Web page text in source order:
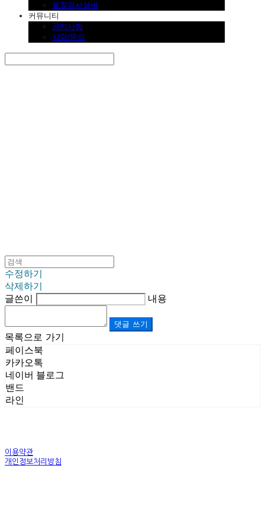
품질검사설비
커뮤니티
공지사항
상담/문의
수정하기
삭제하기
글쓴이
내용
댓글 쓰기
목록으로 가기
페이스북
카카오톡
네이버 블로그
밴드
라인
이용약관
개인정보처리방침